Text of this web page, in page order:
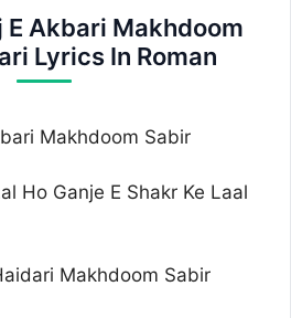
E Akbari Makhdoom
Lyrics In Roman
Makhdoom Sabir
Ho Ganje E Shakr Ke Laal
Makhdoom Sabir